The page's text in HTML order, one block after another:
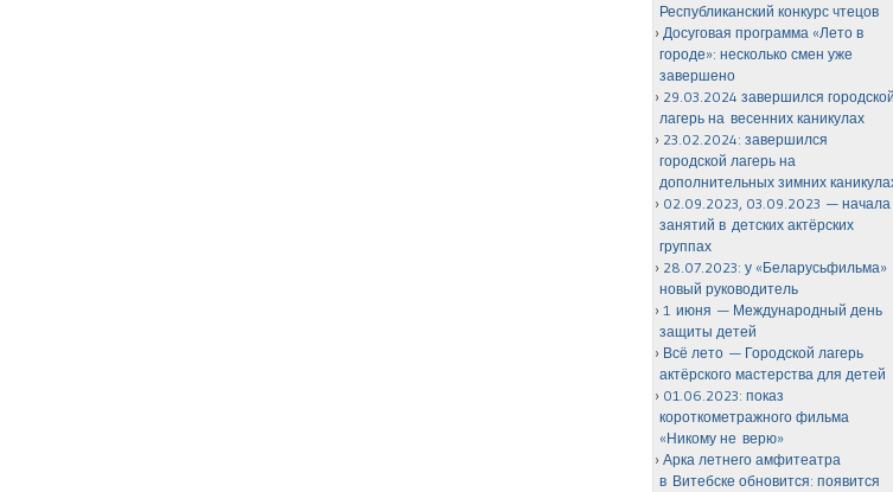
Республиканский конкурс чтецов
Досуговая программа «Лето в
городе»: несколько смен уже
завершено
29.03.2024 завершился
лагерь на весенних каникулах
23.02.2024: завершился
городской лагерь на
дополнительных зимних
02.09.2023, 03.09.2023 — начала
занятий в детских актёрских
группах
28.07.2023: у «Беларусьфильма»
новый руководитель
1 июня — Международный день
защиты детей
Всё лето — Городской лагерь
актёрского мастерства для детей
01.06.2023: показ
короткометражного фильма
«Никому не верю»
Арка летнего амфитеатра
в Витебске обновится: появится